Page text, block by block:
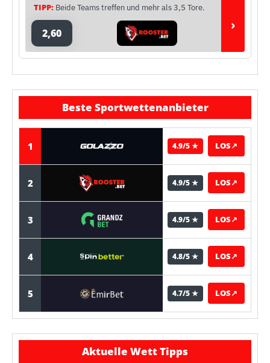
TIPP: Beide Teams treffen und mehr als 3,5 Tore.
2,60 ›
Beste Sportwettenanbieter
1 4.9/5 ★ LOS↗
2 4.9/5 ★ LOS↗
3 4.9/5 ★ LOS↗
4 4.8/5 ★ LOS↗
5 4.7/5 ★ LOS↗
Aktuelle Wett Tipps